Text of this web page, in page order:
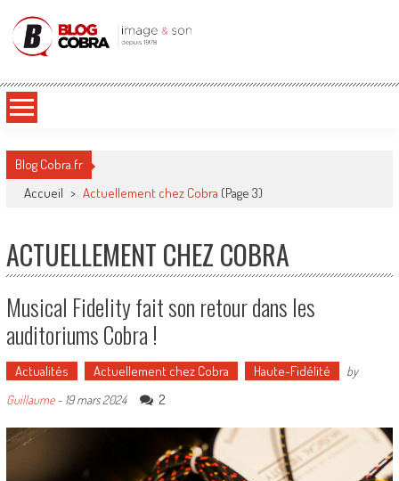
Blog Cobra
Blog Cobra.fr
Accueil > Actuellement chez Cobra (Page 3)
ACTUELLEMENT CHEZ COBRA
Musical Fidelity fait son retour dans les
auditoriums Cobra !
Actualités Actuellement chez Cobra Haute-Fidélité
by
Guillaume- 19 mars 2024 2